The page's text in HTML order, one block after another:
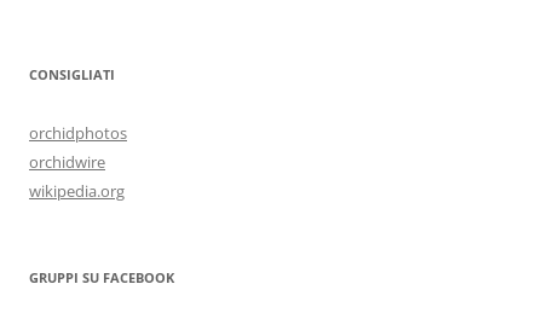
CONSIGLIATI
orchidphotos
orchidwire
wikipedia.org
GRUPPI SU FACEBOOK